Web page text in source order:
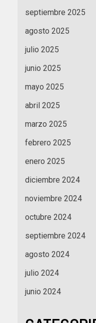
septiembre 2025
agosto 2025
julio 2025
junio 2025
mayo 2025
abril 2025
marzo 2025
febrero 2025
enero 2025
diciembre 2024
noviembre 2024
octubre 2024
septiembre 2024
agosto 2024
julio 2024
junio 2024